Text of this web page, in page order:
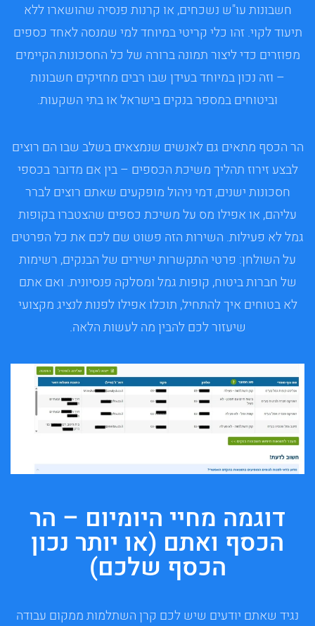
חשבונות עו"ש נשכחים, או קרנות פנסיה שהושארו ללא
תיעוד לקוי. זהו כלי קריטי במיוחד למי שמנסה לאחד כספים
מפוזרים כדי ליצור תמונה ברורה של כל החסכונות הקיימים
– וזה נכון במיוחד בעידן שבו רבים מחזיקים חשבונות
וביטוחים במספר בנקים בישראל או בתי השקעות.
הר הכסף מתאים גם לאנשים שנמצאים בשלב שבו הם רוצים
לבצע זירוז תהליך משיכת הכספים – בין אם מדובר בכספי
חסכונות ישנים, דמי ניהול מופקעים שאתם רוצים לברר
עליהם, או אפילו מס על משיכת כספים שהצטברו בקופות
גמל לא פעילות. השירות הזה פשוט שם לכם את כל הפרטים
על השולחן: פרטי התקשרות ישירים של הבנקים, רשימות
של חברות ביטוח, קופות גמל ומסלקה פנסיונית. ואם אתם
לא בטוחים איך להתחיל, תוכלו אפילו לפנות לנציג מקצועי
שיעזור לכם להבין מה לעשות הלאה.
דוגמה מחיי היומיום – הר
הכסף ואתם (או יותר נכון
הכסף שלכם)
נגיד שאתם יודעים שיש לכם קרן השתלמות ממקום עבודה